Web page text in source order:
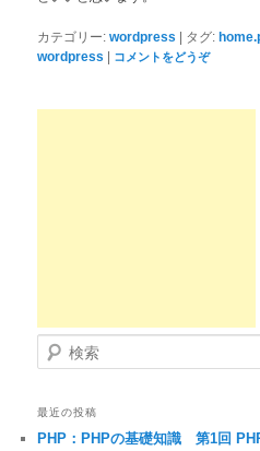
カテゴリー: wordpress | タグ:
wordpress | コメントをどうぞ
検索
最近の投稿
PHP：PHPの基礎知識 第1回